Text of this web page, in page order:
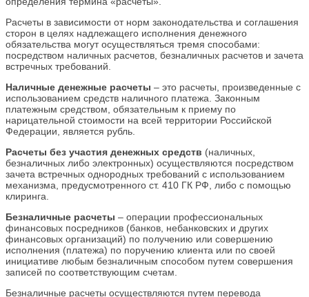
Расчеты в зависимости от норм законодательства и соглашения
сторон в целях надлежащего исполнения денежного
обязательства могут осуществляться тремя способами:
посредством наличных расчетов, безналичных расчетов и зачета
встречных требований.
Наличные денежные расчеты – это расчеты, произведенные с
использованием средств наличного платежа. Законным
платежным средством, обязательным к приему по
нарицательной стоимости на всей территории Российской
Федерации, является рубль.
Расчеты без участия денежных средств (наличных,
безналичных либо электронных) осуществляются посредством
зачета встречных однородных требований с использованием
механизма, предусмотренного ст. 410 ГК РФ, либо с помощью
клиринга.
Безналичные расчеты – операции профессиональных
финансовых посредников (банков, небанковских и других
финансовых организаций) по получению или совершению
исполнения (платежа) по поручению клиента или по своей
инициативе любым безналичным способом путем совершения
записей по соответствующим счетам.
Безналичные расчеты осуществляются путем перевода